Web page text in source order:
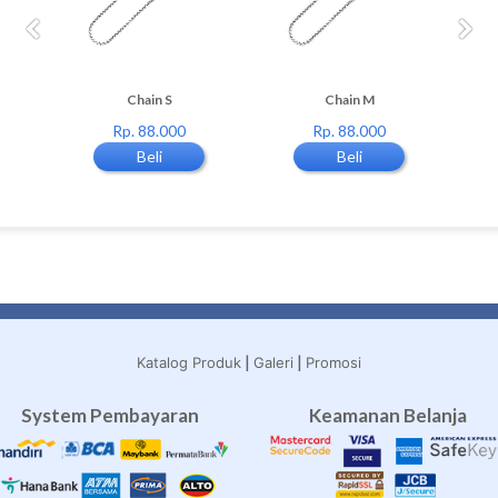
Chain S
Rp. 88.000
Beli
Chain M
Rp. 88.000
Beli
Katalog Produk | Galeri | Promosi
System Pembayaran Keamanan Belanja